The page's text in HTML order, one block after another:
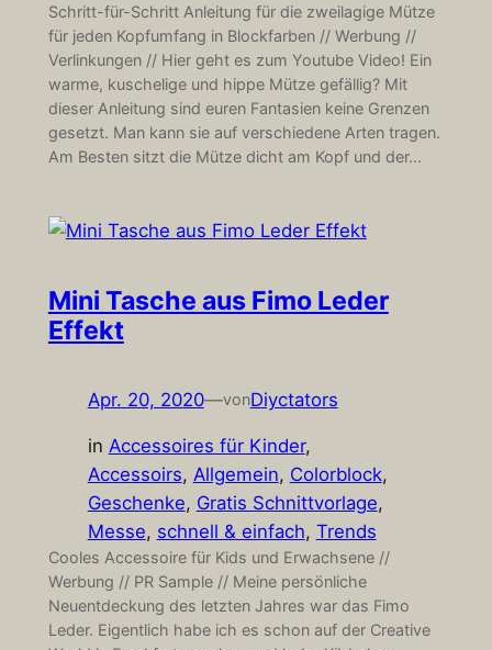
Schritt-für-Schritt Anleitung für die zweilagige Mütze
für jeden Kopfumfang in Blockfarben // Werbung //
Verlinkungen // Hier geht es zum Youtube Video! Ein
warme, kuschelige und hippe Mütze gefällig? Mit
dieser Anleitung sind euren Fantasien keine Grenzen
gesetzt. Man kann sie auf verschiedene Arten tragen.
Am Besten sitzt die Mütze dicht am Kopf und der…
Mini Tasche aus Fimo Leder
Effekt
Apr. 20, 2020—vonDiyctators
in Accessoires für Kinder
Accessoirs, Allgemein, Colorblock
Geschenke, Gratis Schnittvorlage
Messe, schnell & einfach, Trends
Cooles Accessoire für Kids und Erwachsene //
Werbung // PR Sample // Meine persönliche
Neuentdeckung des letzten Jahres war das Fimo
Leder. Eigentlich habe ich es schon auf der Creative